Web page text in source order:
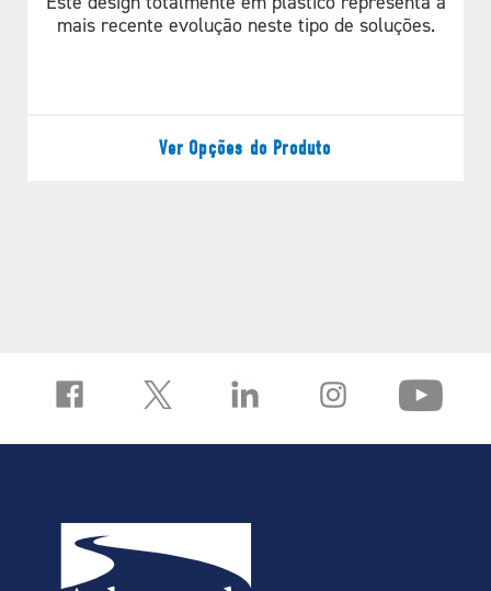
correia
mais recente evolução neste tipo de soluções.
Ver Opções do Produto